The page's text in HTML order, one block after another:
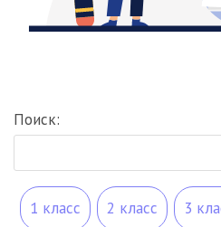
Поиск:
1 класс 2 класс 3